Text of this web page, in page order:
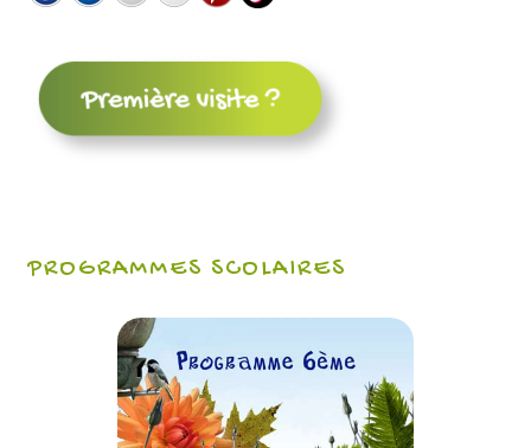
PROGRAMMES SCOLAIRES